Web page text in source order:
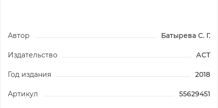
Автор Батырева С. Г.
Издательство АСТ
Год издания 2018
Артикул 55629451